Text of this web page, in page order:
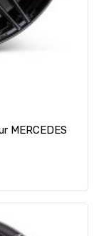
MERCEDES